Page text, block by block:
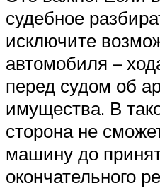
судебное
исключите
автомобиля –
перед судом об
имущества. В
сторона не
машину до
окончательного